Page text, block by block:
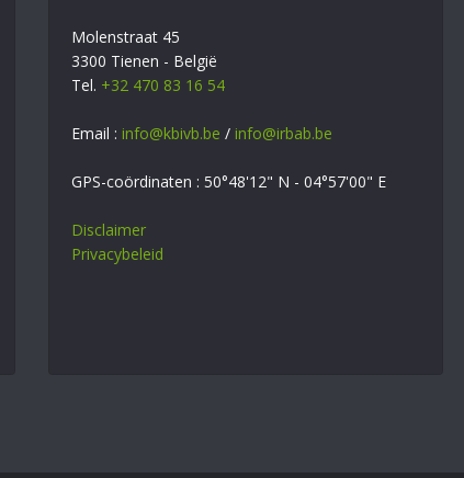
Molenstraat 45
3300 Tienen - België
Tel. +32 470 83 16 54
Email : info@kbivb.be / info@irbab.be
GPS-coördinaten : 50°48'12" N - 04°57'00" E
Disclaimer
Privacybeleid